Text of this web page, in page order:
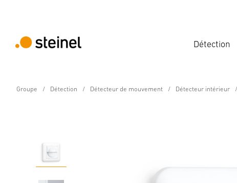
Détection
Groupe Détection Détecteur de mouvement Détecteur intérieur
Caractéristiques